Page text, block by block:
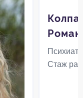
Стаж